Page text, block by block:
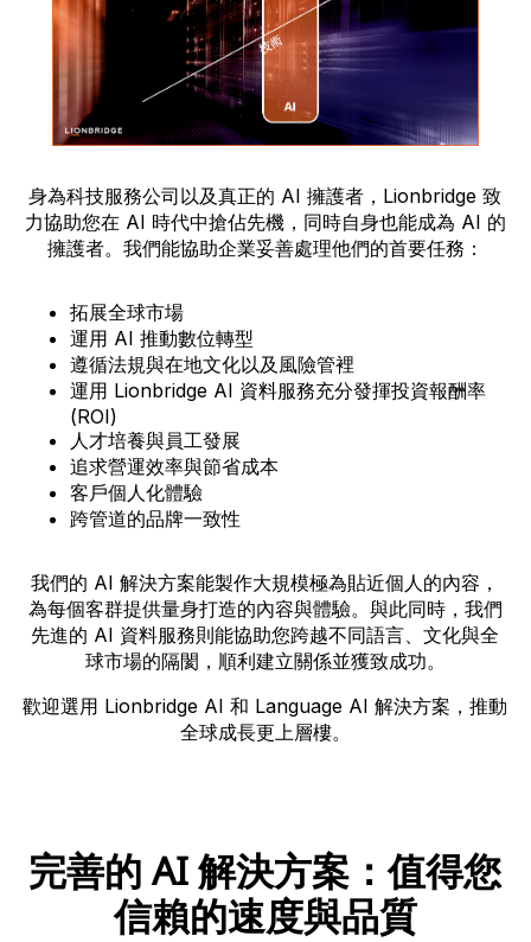
身為科技服務公司以及真正的 AI 擁護者，Lionbridge 致
力協助您在 AI 時代中搶佔先機，同時自身也能成為 AI 的
擁護者。我們能協助企業妥善處理他們的首要任務：
拓展全球市場
運用 AI 推動數位轉型
遵循法規與在地文化以及風險管裡
運用 Lionbridge AI 資料服務充分發揮投資報酬率
(ROI)
人才培養與員工發展
追求營運效率與節省成本
客戶個人化體驗
跨管道的品牌一致性
我們的 AI 解決方案能製作大規模極為貼近個人的內容，
為每個客群提供量身打造的內容與體驗。與此同時，我們
先進的 AI 資料服務則能協助您跨越不同語言、文化與全
球市場的隔閡，順利建立關係並獲致成功。
歡迎選用 Lionbridge AI 和 Language AI 解決方案，推動
全球成長更上層樓。
完善的 AI 解決方案：值得您
信賴的速度與品質